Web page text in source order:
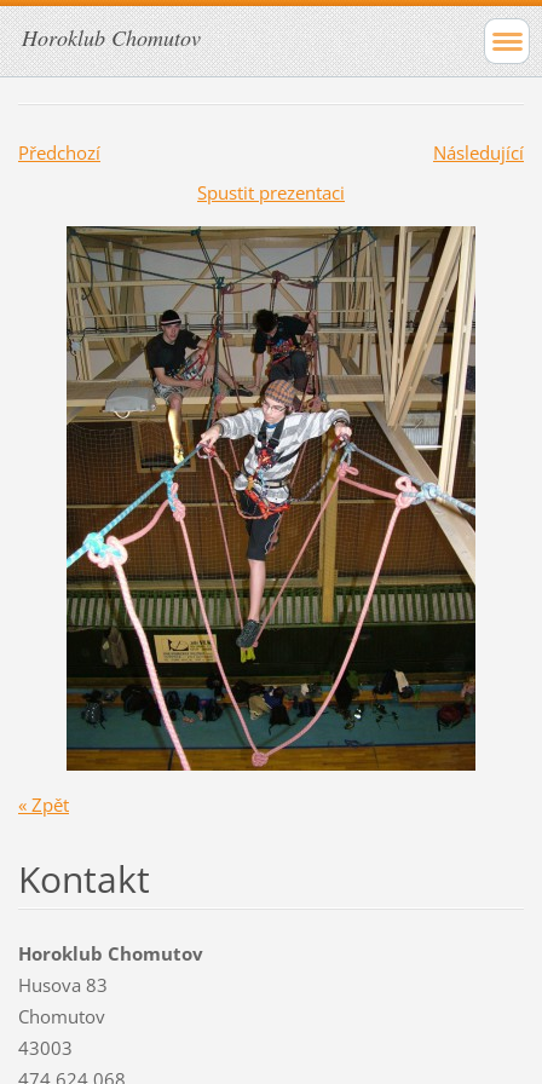
Horoklub Chomutov
Předchozí
Následující
Spustit prezentaci
« Zpět
Kontakt
Horoklub Chomutov
Husova 83
Chomutov
43003
474 624 068